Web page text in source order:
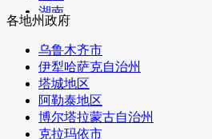
国家核安全局
国务院国有资产监督管理委员会
海关总署
国家税务总局
国家市场监督管理总局
国家广播电视总局
国家体育总局
国家统计局
湖南
河南
黑龙江
吉林
辽宁
内蒙古
河北
山西
各地州政府
乌鲁木齐市
伊犁哈萨克自治州
塔城地区
阿勒泰地区
博尔塔拉蒙古自治州
克拉玛依市